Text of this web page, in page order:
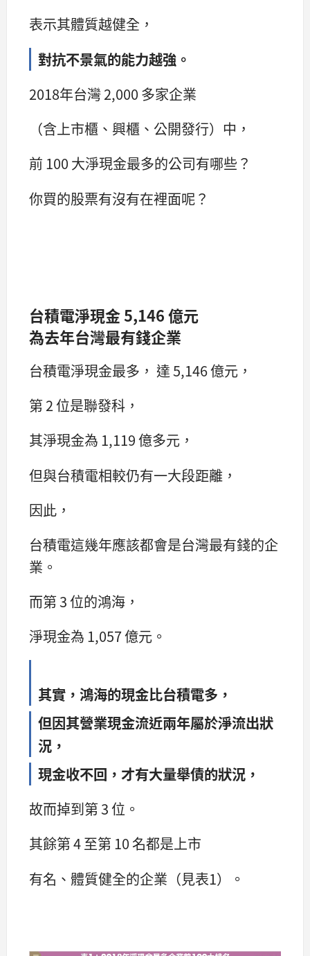
表示其體質越健全，
對抗不景氣的能力越強。
2018年台灣 2,000 多家企業
（含上市櫃、興櫃、公開發行）中，
前 100 大淨現金最多的公司有哪些？
你買的股票有沒有在裡面呢？
台積電淨現金 5,146 億元
為去年台灣最有錢企業
台積電淨現金最多， 達 5,146 億元，
第 2 位是聯發科，
其淨現金為 1,119 億多元，
但與台積電相較仍有一大段距離，
因此，
台積電這幾年應該都會是台灣最有錢的企
業。
而第 3 位的鴻海，
淨現金為 1,057 億元。
其實，鴻海的現金比台積電多，
但因其營業現金流近兩年屬於淨流出狀
況，
現金收不回，才有大量舉債的狀況，
故而掉到第 3 位。
其餘第 4 至第 10 名都是上市
有名、體質健全的企業（見表1）。